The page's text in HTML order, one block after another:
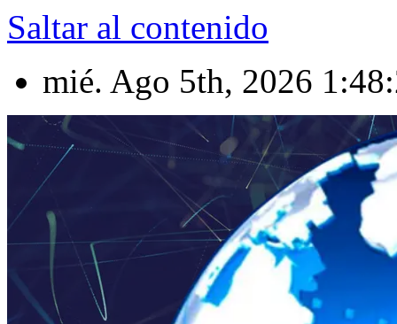
Saltar al contenido
mié. Ago 5th, 2026